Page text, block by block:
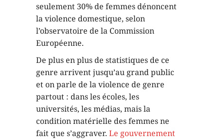
seulement 30% de femmes dénoncent
la violence domestique, selon
l’observatoire de la Commission
Européenne.
De plus en plus de statistiques de ce
genre arrivent jusqu’au grand public
et on parle de la violence de genre
partout : dans les écoles, les
universités, les médias, mais la
condition matérielle des femmes ne
fait que s’aggraver. Le gouvernement